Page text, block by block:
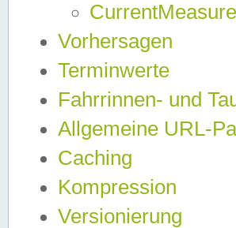
Vorhersagen
Terminwerte
Fahrrinnen- und
Allgemeine URL-
Caching
Kompression
Versionierung